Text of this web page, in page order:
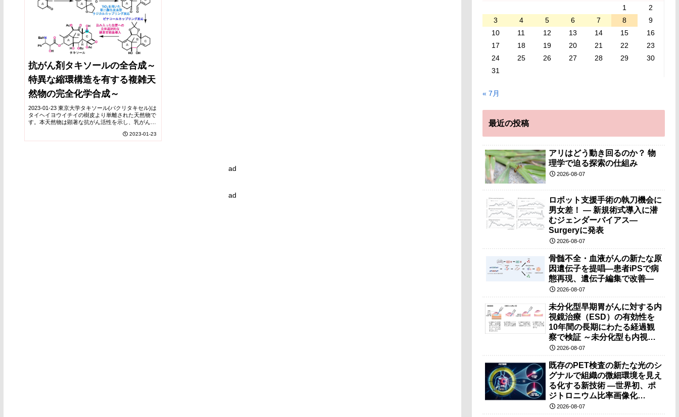
抗がん剤タキソールの全合成～
特異な縮環構造を有する複雑天
然物の完全化学合成～
2023-01-23 東京大学タキソール(パクリタキセル)は
タイヘイヨウイチイの樹皮より単離された天然物で
す。本天然物は顕著な抗がん活性を示し、乳がん、
用されています。その強力な抗がん活性は、特...
2023-01-23
ad
ad
1
2
3
4 5 6 7 8
9
10
11 12 13 14 15
16
17
18 19 20 21 22
23
24
25 26 27 28 29
30
31
« 7月
最近の投稿
アリはどう動き回るのか？ 物
理学で迫る探索の仕組み
2026-08-07
ロボット支援手術の執刀機会に
男女差！ — 新規術式導入に潜
むジェンダーバイアス—
Surgeryに発表
2026-08-07
骨髄不全・血液がんの新たな原
因遺伝子を提唱―患者iPSで病
態再現、遺伝子編集で改善―
2026-08-07
未分化型早期胃がんに対する内
視鏡治療（ESD）の有効性を
10年間の長期にわたる経過観
察で検証 ～未分化型も内視鏡
治療で胃の温存が可能～
2026-08-07
既存のPET検査の新たな光のシ
グナルで組織の微細環境を見え
る化する新技術 ―世界初、ポ
ジトロニウム比率画像化
（PRI）の原理検証に成功―
2026-08-07